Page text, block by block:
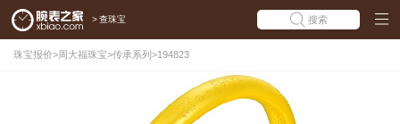
> 查珠宝 搜索
珠宝报价> 周大福珠宝>传承系列 >194823